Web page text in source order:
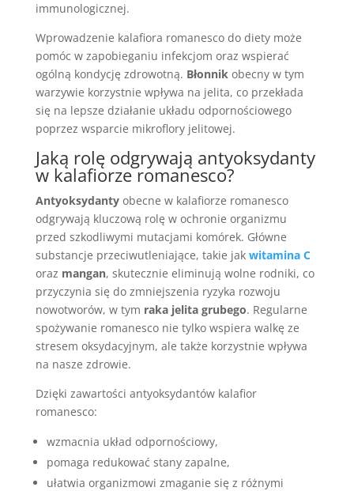
immunologicznej.
Wprowadzenie kalafiora romanesco do diety może
pomóc w zapobieganiu infekcjom oraz wspierać
ogólną kondycję zdrowotną. Błonnikobecny w tym
warzywie korzystnie wpływa na jelita, co przekłada
się na lepsze działanie układu odpornościowego
poprzez wsparcie mikroflory jelitowej.
Jaką rolę odgrywają antyoksydanty
w kalafiorze romanesco?
Antyoksydantyobecne w kalafiorze romanesco
odgrywają kluczową rolę w ochronie organizmu
przed szkodliwymi mutacjami komórek. Główne
substancje przeciwutleniające, takie jak witamina C
oraz mangan, skutecznie eliminują wolne rodniki, co
przyczynia się do zmniejszenia ryzyka rozwoju
nowotworów, w tym raka jelita grubego. Regularne
spożywanie romanesco nie tylko wspiera walkę ze
stresem oksydacyjnym, ale także korzystnie wpływa
na nasze zdrowie.
Dzięki zawartości antyoksydantów kalafior
romanesco:
wzmacnia układ odpornościowy,
pomaga redukować stany zapalne,
ułatwia organizmowi zmaganie się z różnymi